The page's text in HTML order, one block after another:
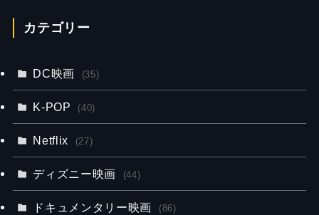
カテゴリー
DC映画 (35)
K-POP (40)
Netflix (27)
ディズニー映画 (44)
ドキュメンタリー映画 (86)